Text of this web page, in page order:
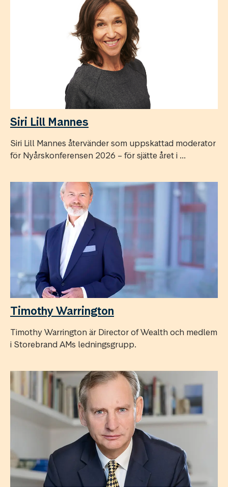
Siri Lill Mannes
Siri Lill Mannes återvänder som uppskattad moderator
för Nyårskonferensen 2026 – för sjätte året i ...
Timothy Warrington
Timothy Warrington är Director of Wealth och medlem
i Storebrand AMs ledningsgrupp.